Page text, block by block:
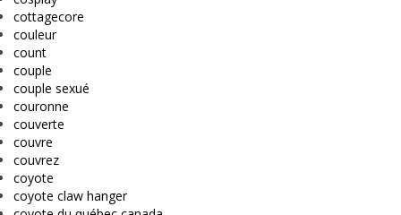
cottagecore
couleur
count
couple
couple sexué
couronne
couverte
couvre
couvrez
coyote
coyote claw hanger